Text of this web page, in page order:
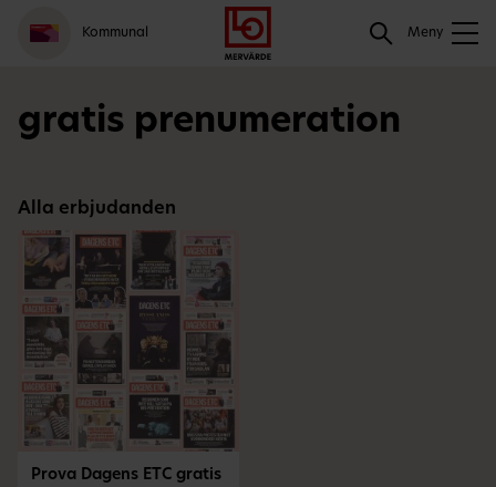
Gå
till
meny
Logga
in
Hoppa
till
innehåll
Kommunal Meny
Sök
gratis prenumeration
Alla erbjudanden
Prova Dagens ETC gratis